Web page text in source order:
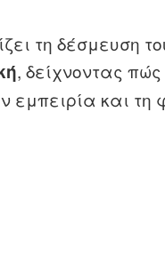
τη δέσμευση
, δείχνοντας
εμπειρία και τη